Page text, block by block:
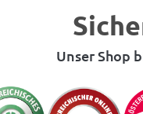
Unser Shop